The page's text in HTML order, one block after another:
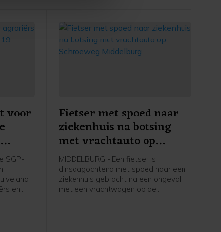
voor
SGP-
en
Fietser met spoed naar
ziekenhuis na botsing
met vrachtauto op
Schroeweg Middelburg
MIDDELBURG - Een fietser is
dinsdagochtend met spoed naar een
ziekenhuis gebracht na een ongeval
met een vrachtwagen op de